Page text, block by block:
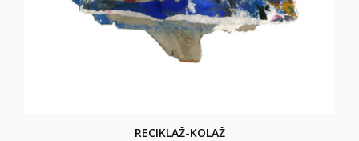
RECIKLAŽ-KOLAŽ